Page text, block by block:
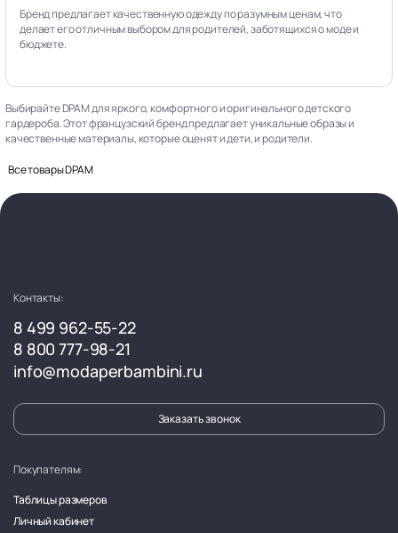
Бренд предлагает качественную одежду по разумным ценам, что
делает его отличным выбором для родителей, заботящихся о моде и
бюджете.
Выбирайте DPAM для яркого, комфортного и оригинального детского
гардероба. Этот французский бренд предлагает уникальные образы и
качественные материалы, которые оценят и дети, и родители.
Все товары DPAM
Контакты:
8 499 962-55-22
8 800 777-98-21
info@modaperbambini.ru
Заказать звонок
Покупателям:
Таблицы размеров
Личный кабинет